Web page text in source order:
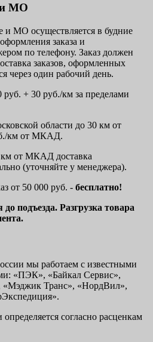
и МО
и МО осуществляется в будние
заказа и
по телефону. Заказ должен
заказов, оформленных
через один рабочий день.
руб. + 30 руб./км за пределами
области до 30 км от
км от МКАД.
км от МКАД доставка
(уточняйте у менеджера).
от 50 000 руб. - бесплатно!
подъезда. Разгрузка товара
мы работаем с известными
«ПЭК», «Байкал Сервис»,
Транс», «НордВил»,
согласно расценкам